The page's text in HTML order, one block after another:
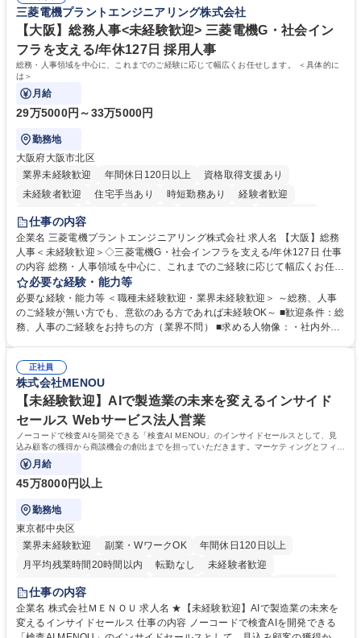
務・人事】未経験歓迎/日立グループ/組織運営を支えるゼネラリストを目
指す
■衛生管理者の資格をお持ちの方 学歴・資格 学歴：大学院 大学 高専 短大
専修学校 高校 語学力： 資格：
三菱電機プラントエンジニアリング株式会社
【大阪】総務人事<未経験歓迎> 三菱電機G・社会イン
フラを支える/年休127日 採用人事
総務・人事領域を中心に、これまでのご経験に応じて幅広くお任せします。 ＜具体的に
は＞
月給
29万5000円～33万5000円
勤務地
大阪府大阪市北区
業界未経験歓迎
年間休日120日以上
資格取得支援あり
未経験者歓迎
住宅手当あり 時短勤務あり
経験者歓迎
退職金あり
駅近5分以内
土日祝休み 服装自由 寮・社宅あり 食事補助あり
仕事の内容
企業名 三菱電機プラントエンジニアリング株式会社 求人名 【大阪】総務
人事＜未経験歓迎＞◇三菱電機G・社会インフラを支える/年休127日 仕事
の内容 総務・人事領域を中心に、これまでのご経験に応じて幅広くお任せ
します。 ＜具体的には＞ ・総務/人事労務（給与・社保・勤怠管理など）
・採用・教育研修 ・福利厚生運用 など ※基本的には事務所勤務ですが、
採用や教育等の業務内容により、関西圏以外への日帰り・宿泊を伴う国内
出張もございます。 ※担当業務を持ちつつ、お互いに助け合いながら、総
必要な経験・能力等
必要な経験・能力等 ＜職種未経験歓迎・業界未経験歓迎＞ ～総務、人事
のご経験が無い方でも、意欲のある方であれば未経験OK～ ■歓迎条件：総
務、人事のご経験をお持ちの方（業界不問） ■求める人物像：・社内外の
正社員
株式会社MENOU
【未経験歓迎】AIで製造業の未来を変えるインサイド
セールス Webサービス法人営業
ノーコードで検査AIを開発できる「検査AI MENOU」のインサイドセールスとして、見
込み顧客の獲得から商談機会の創出までを担っていただきます。マーケティングとフィー
ルドセールスをつなぐ役割として、
月給
45万8000円以上
勤務地
東京都中央区
業界未経験歓迎
副業・WワークOK
年間休日120日以上
月平均残業時間20時間以内
転勤なし
未経験者歓迎
時短勤務あり
駅近5分以内
土日祝休み 服装自由
仕事の内容
企業名 株式会社ＭＥＮＯＵ 求人名 ★【未経験歓迎】AIで製造業の未来を
変えるインサイドセールス 仕事の内容 ノーコードで検査AIを開発できる